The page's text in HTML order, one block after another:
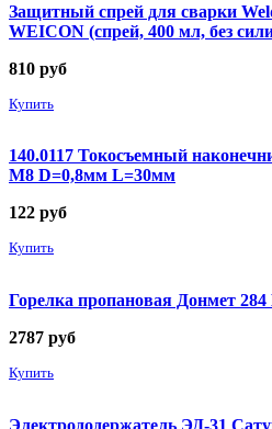
Защитный спрей для сварки
WEICON (спрей, 400 мл, без
810 руб
Купить
140.0117 Токосъемный
М8 D=0,8мм L=30мм
122 руб
Купить
Горелка пропановая Донмет
2787 руб
Купить
Электрододержатель ЭД-31